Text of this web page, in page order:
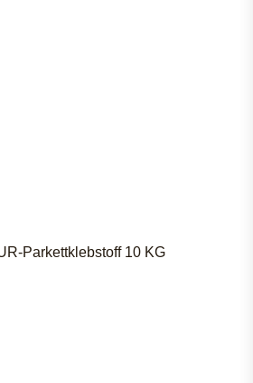
Parkettklebstoff 10 KG